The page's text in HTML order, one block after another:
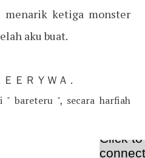
menarik ketiga monster
aku buat.
ＥＲＹＷＡ .
" bareteru ", secara harfiah